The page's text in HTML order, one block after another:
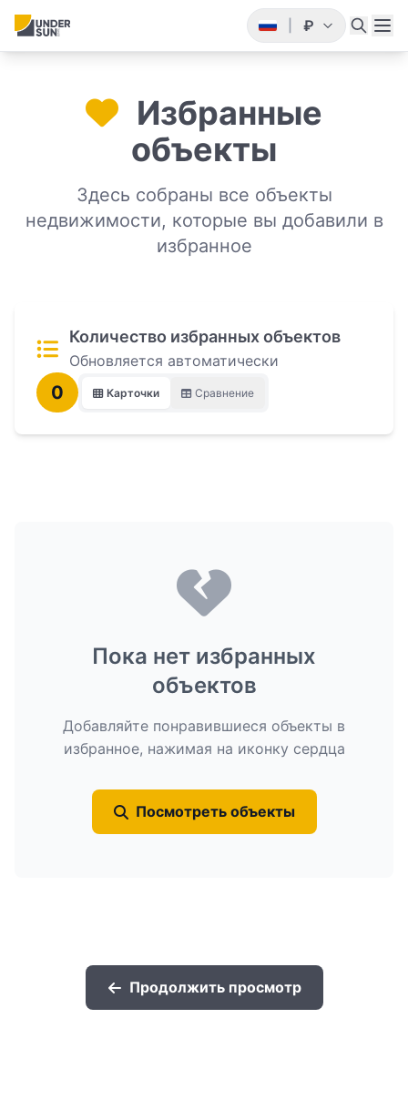
₽
Избранные
объекты
Здесь собраны все объекты
недвижимости, которые вы добавили в
избранное
Количество избранных объектов
Обновляется автоматически
0 Карточки Сравнение
Пока нет избранных
объектов
Добавляйте понравившиеся объекты в
избранное, нажимая на иконку сердца
Посмотреть объекты
Продолжить просмотр